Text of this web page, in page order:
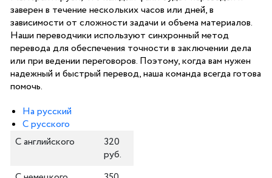
заверен в течение нескольких часов или дней, в
зависимости от сложности задачи и объема материалов.
Наши переводчики используют синхронный метод
перевода для обеспечения точности в заключении дела
или при ведении переговоров. Поэтому, когда вам нужен
надежный и быстрый перевод, наша команда всегда готова
помочь.
На русский
С русского
С английского
320
руб.